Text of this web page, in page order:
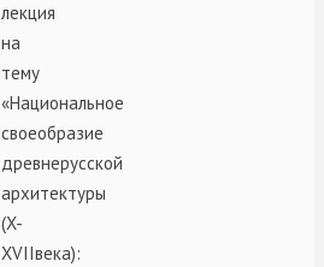
лекция
на
тему
«Национальное
своеобразие
древнерусской
архитектуры
(X-
XVIIвека):